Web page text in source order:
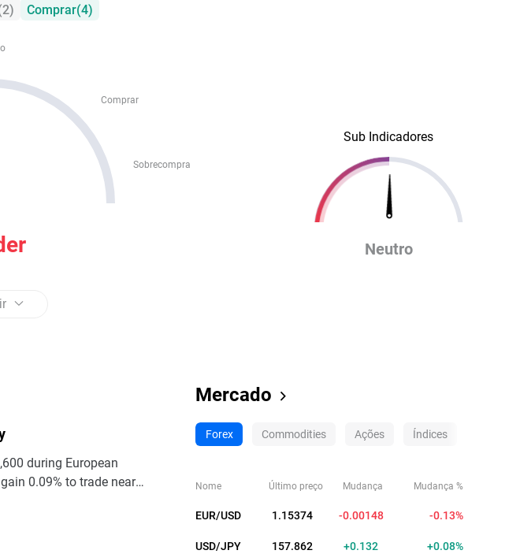
2) Comprar(4)
Comprar
Sobrecompra
Sub Indicadores
Neutro
during European
0.09% to trade near
Mercado
Forex Commodities Ações Índices
Nome Último preço Mudança Mudança %
EUR/USD 1.15361 -0.00161 -0.14%
USD/JPY 157.861 +0.131 +0.08%